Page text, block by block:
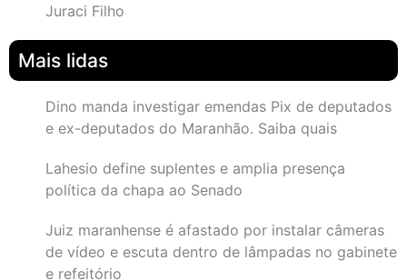
Juraci Filho
Mais lidas
Dino manda investigar emendas Pix de deputados
e ex-deputados do Maranhão. Saiba quais
Lahesio define suplentes e amplia presença
política da chapa ao Senado
Juiz maranhense é afastado por instalar câmeras
de vídeo e escuta dentro de lâmpadas no gabinete
e refeitório